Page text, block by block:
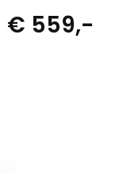
€ 559,-